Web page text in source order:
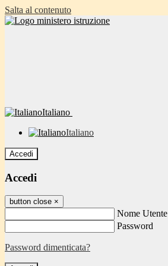
Salta al contenuto
Italiano
Italiano
Accedi
Accedi
button close ×
Nome Utente
Password
Password dimenticata?